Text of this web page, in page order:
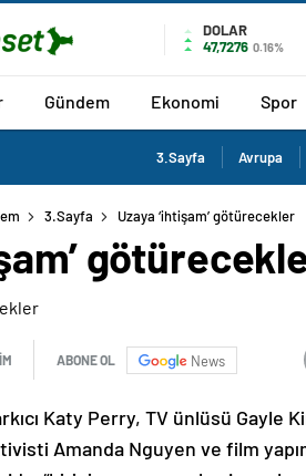
DOLAR
47,7276 0.16%
Gündem Ekonomi Spor
3.Sayfa Avrupa
3.Sayfa Uzaya ‘ihtişam’ götürecekler
ABONE OL News
Katy Perry, TV ünlüsü
Amanda Nguyen ve film